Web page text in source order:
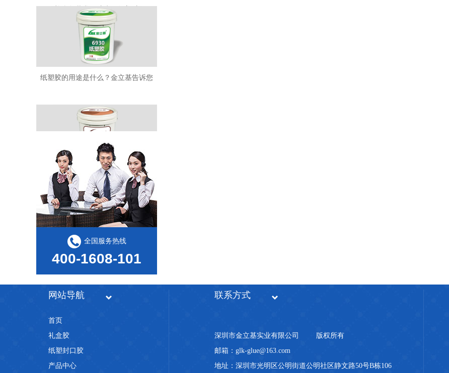
纸塑胶的用途是什么？金立基告诉您
覆膜胶的作用是什么？金立基告诉您
全国服务热线
400-1608-101
网站导航
首页
礼盒胶
纸塑封口胶
产品中心
联系方式
深圳市金立基实业有限公司
版权所有
邮箱：glk-glue@163.com
地址：深圳市光明区公明街道公明社区静文路50号B栋106